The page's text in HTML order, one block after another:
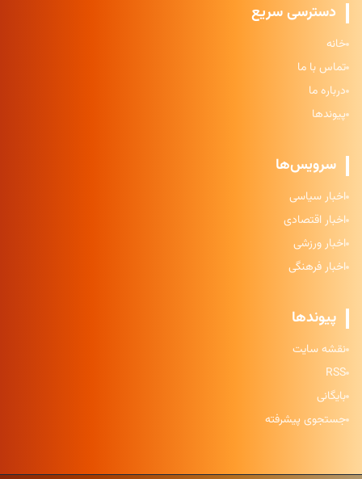
دسترسی سریع
خانه
تماس با ما
درباره ما
پیوندها
سرویس‌ها
اخبار سیاسی
اخبار اقتصادی
اخبار ورزشی
اخبار فرهنگی
پیوندها
نقشه سایت
RSS
بایگانی
جستجوی پیشرفته